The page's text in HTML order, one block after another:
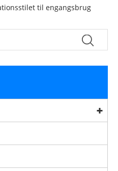
til engangsbrug